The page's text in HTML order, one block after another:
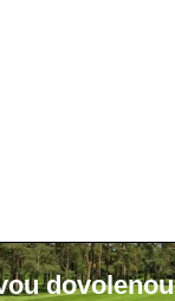
dovolenou